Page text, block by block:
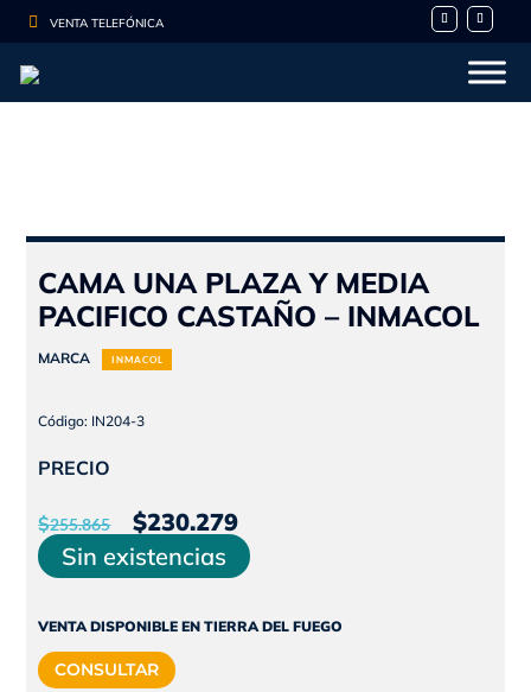
 VENTA TELEFÓNICA
CAMA UNA PLAZA Y MEDIA
PACIFICO CASTAÑO – INMACOL
MARCA INMACOL
Código: IN204-3
PRECIO
$255.865
El
precio
original
era:
$255.865.
$230.279El
precio
actual
es:
Sin existencias
VENTA DISPONIBLE EN TIERRA DEL FUEGO
CONSULTAR